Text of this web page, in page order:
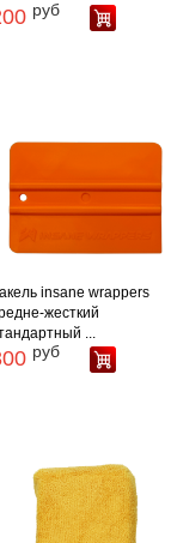
руб
insane wrappers
жесткий
...
руб